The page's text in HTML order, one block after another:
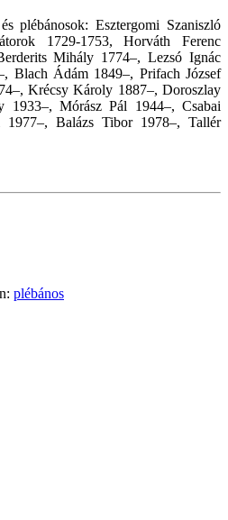
plébánosok: Esztergomi Szaniszló
1729-1753, Horváth Ferenc
Mihály 1774–, Lezsó Ignác
Blach Ádám 1849–, Prifach József
Krécsy Károly 1887–, Doroszlay
1933–, Mórász Pál 1944–, Csabai
1977–, Balázs Tibor 1978–, Tallér
plébános